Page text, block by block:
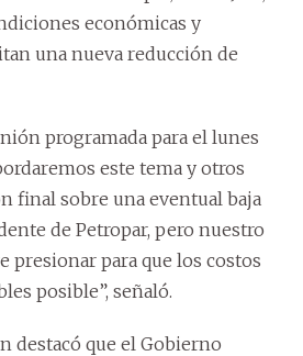
económicas y
una nueva reducción de
programada para el lunes
este tema y otros
final sobre una eventual baja
de Petropar, pero nuestro
presionar para que los costos
posible”, señaló.
destacó que el Gobierno